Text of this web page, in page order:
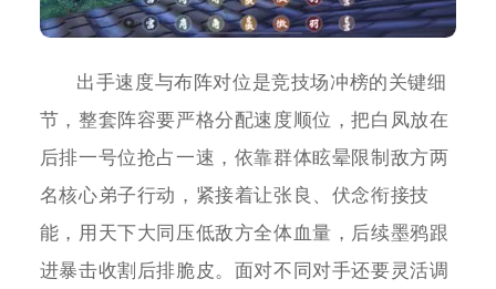
出手速度与布阵对位是竞技场冲榜的关键细
节，整套阵容要严格分配速度顺位，把白凤放在
后排一号位抢占一速，依靠群体眩晕限制敌方两
名核心弟子行动，紧接着让张良、伏念衔接技
能，用天下大同压低敌方全体血量，后续墨鸦跟
进暴击收割后排脆皮。面对不同对手还要灵活调